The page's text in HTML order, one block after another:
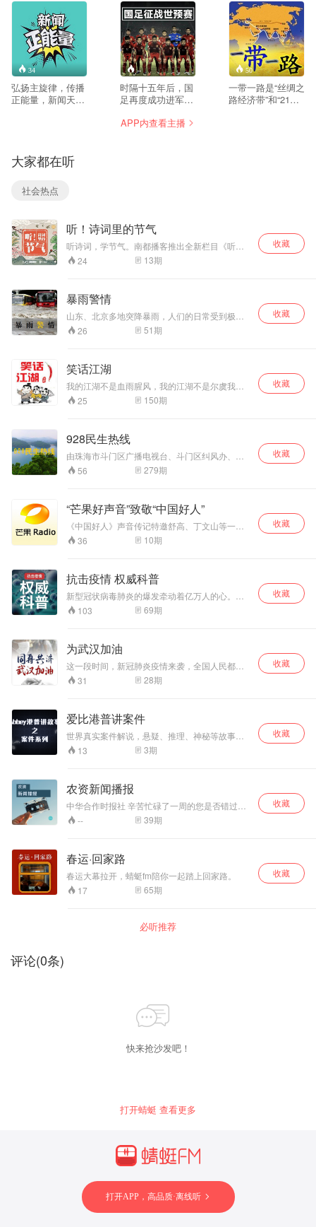
34
弘扬主旋律，传播
正能量，新闻天天
--
时隔十五年后，国
足再度成功进军世
的最后阶段。能否
50
一带一路是“丝绸之
路经济带”和“21世
APP内查看主播
大家都在听
社会热点
听！诗词里的节气
听诗词，学节气。南都播客推出全新栏目《听！
诗词里的节气》，由南都主播倾情演绎，带您领
略中国古诗词里的二十四节气。
24 13期
收藏
暴雨警情
山东、北京多地突降暴雨，人们的日常受到极大
影响，而暴雨之下，许多意外也频繁发生，引人
关注。
26 51期
收藏
笑话江湖
我的江湖不是血雨腥风，我的江湖不是尔虞我
诈，我的江湖不是你死我活，我们共同拥有一个
嘻嘻哈哈的笑话江湖。笑话江湖邀您一起嘻哈人
25 150期
收藏
928民生热线
由珠海市斗门区广播电视台、斗门区纠风办、斗
门区作风办联合主办。零距离倾听民声，点对点
服务民生，服务群众敢担当，928民生热线。
56 279期
收藏
“芒果好声音”致敬“中国好人”
《中国好人》声音传记特邀舒高、丁文山等一众
来自湖南广电的“芒果好声音”倾情加盟，用声音向
中国好人致敬，传播社会正能量！
36 10期
收藏
抗击疫情 权威科普
新型冠状病毒肺炎的爆发牵动着亿万人的心。蜻
蜓FM传递声音能量，整合权威媒体信息，科学预
防，有效发声，为抗击新型冠状病毒肺炎保驾护
103 69期
收藏
为武汉加油
这一段时间，新冠肺炎疫情来袭，全国人民都加
入了抗疫情阵营，最近有没有什么事令你感到热
泪盈眶？可能是发生在自己身边的暖心小事，也
故事（多长都没关系，最好长一点），让我们把
你的故事读给更多人听！
31 28期
收藏
爱比港普讲案件
世界真实案件解说，悬疑、推理、神秘等故事引
人入胜，关注我，一起享受开脑洞的有趣世界
吧！
13 3期
收藏
农资新闻播报
中华合作时报社 辛苦忙碌了一周的您是否错过了
一些重要事件？ 农资新闻播报，为您整理一周要
闻、政策、企业动态，再也不用担心与重要内容
-- 39期
收藏
春运·回家路
春运大幕拉开，蜻蜓fm陪你一起踏上回家路。
17
65期
收藏
必听推荐
评论(0条)
快来抢沙发吧！
打开蜻蜓 查看更多
打开APP，高品质·离线听